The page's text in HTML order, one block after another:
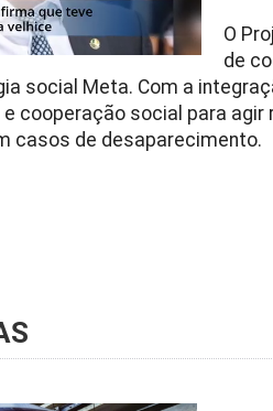
O
de
social Meta. Com a
e cooperação social para
casos de desaparecimento.